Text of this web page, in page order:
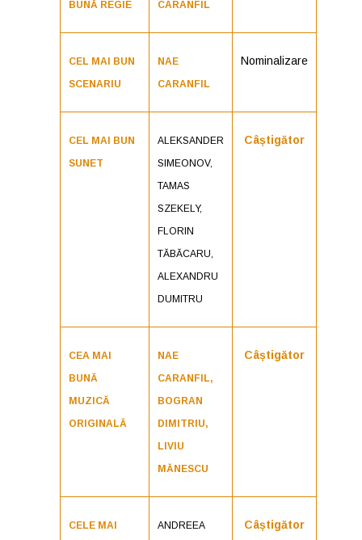
BUNĂ REGIE
CARANFIL
CEL MAI BUN
SCENARIU
NAE
CARANFIL
Nominalizare
CEL MAI BUN
SUNET
ALEKSANDER
SIMEONOV,
TAMAS
SZEKELY,
FLORIN
TĂBĂCARU,
ALEXANDRU
DUMITRU
Câștigător
CEA MAI
BUNĂ
MUZICĂ
ORIGINALĂ
NAE
CARANFIL,
BOGRAN
DIMITRIU,
LIVIU
MĂNESCU
Câștigător
CELE MAI
ANDREEA
Câștigător